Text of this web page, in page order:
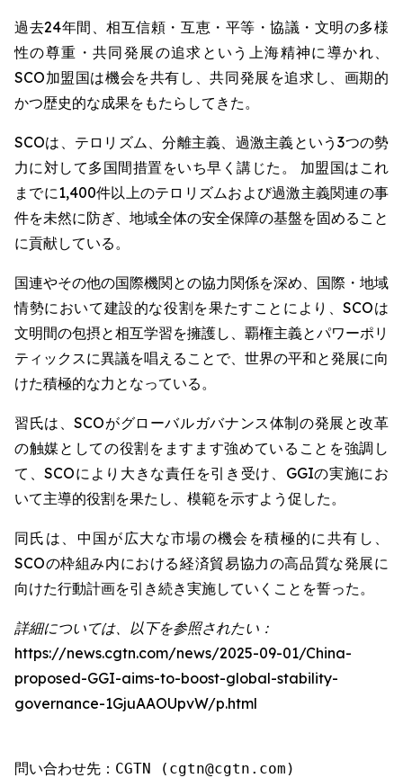
過去24年間、相互信頼・互恵・平等・協議・文明の多様
性の尊重・共同発展の追求という上海精神に導かれ、
SCO加盟国は機会を共有し、共同発展を追求し、画期的
かつ歴史的な成果をもたらしてきた。
SCOは、テロリズム、分離主義、過激主義という3つの勢
力に対して多国間措置をいち早く講じた。 加盟国はこれ
までに1,400件以上のテロリズムおよび過激主義関連の事
件を未然に防ぎ、地域全体の安全保障の基盤を固めること
に貢献している。
国連やその他の国際機関との協力関係を深め、国際・地域
情勢において建設的な役割を果たすことにより、SCOは
文明間の包摂と相互学習を擁護し、覇権主義とパワーポリ
ティックスに異議を唱えることで、世界の平和と発展に向
けた積極的な力となっている。
習氏は、SCOがグローバルガバナンス体制の発展と改革
の触媒としての役割をますます強めていることを強調し
て、SCOにより大きな責任を引き受け、GGIの実施にお
いて主導的役割を果たし、模範を示すよう促した。
同氏は、中国が広大な市場の機会を積極的に共有し、
SCOの枠組み内における経済貿易協力の高品質な発展に
向けた行動計画を引き続き実施していくことを誓った。
詳細については、以下を参照されたい：
https://news.cgtn.com/news/2025-09-01/China-
proposed-GGI-aims-to-boost-global-stability-
governance-1GjuAAOUpvW/p.html
問い合わせ先：CGTN (cgtn@cgtn.com)